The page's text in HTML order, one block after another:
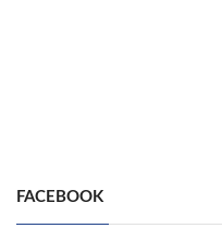
FACEBOOK